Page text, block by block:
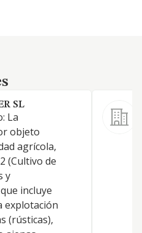
SL
La
objeto
agrícola,
(Cultivo de
y
incluye
explotación
(rústicas),